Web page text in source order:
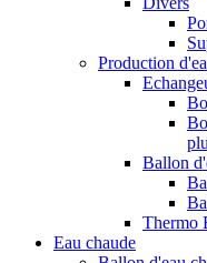
Production
Ballon
Thermo
Eau chaude